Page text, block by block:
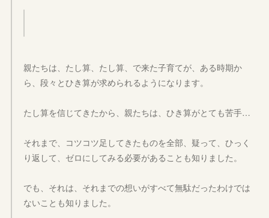
親たちは、たし算、たし算、で来た子育てが、ある時期か
ら、段々とひき算が求められるようになります。
たし算を信じてきたから、親たちは、ひき算がとても苦手…
それまで、コツコツ足してきたものを全部、疑って、ひっく
り返して、ゼロにしてみる必要があることも知りました。
でも、それは、それまでの想いがすべて無駄だったわけでは
ないことも知りました。